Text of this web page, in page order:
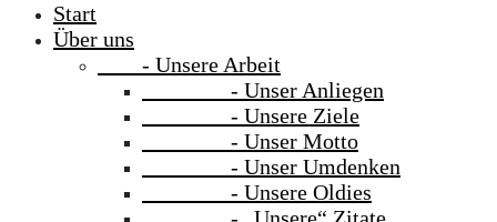
Start
Über uns
- Unsere Arbeit
- Unser Anliegen
- Unsere Ziele
- Unser Motto
- Unser Umdenken
- Unsere Oldies